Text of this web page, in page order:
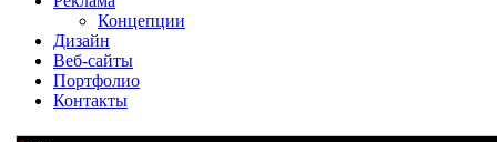
Концепции
Дизайн
Веб-сайты
Портфолио
Контакты